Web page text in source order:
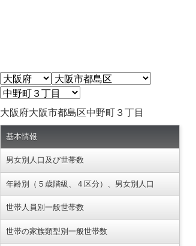
大阪府大阪市都島区中野町３丁目
基本情報
男女別人口及び世帯数
年齢別（５歳階級、４区分）、男女別人口
世帯人員別一般世帯数
世帯の家族類型別一般世帯数